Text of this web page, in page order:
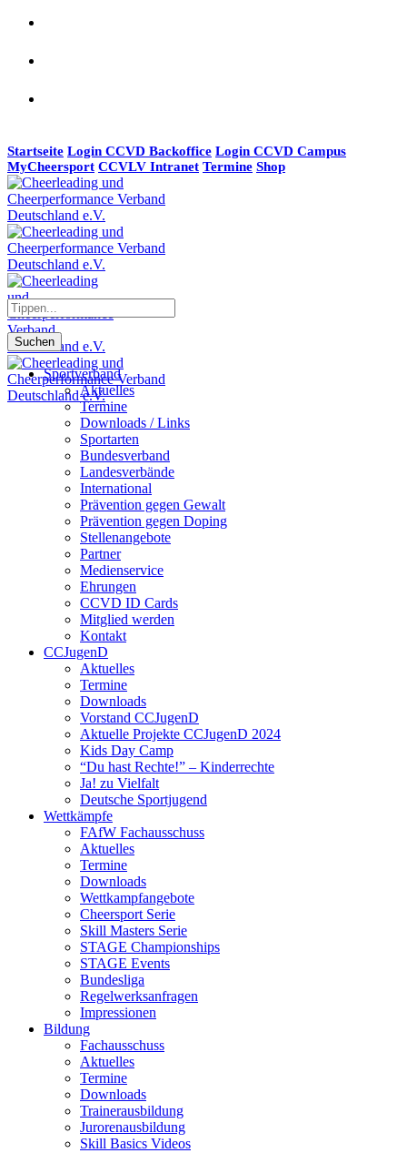
Startseite Login CCVD Backoffice Login CCVD Campus
MyCheersport CCVLV Intranet Termine Shop
Suchen
Sportverband
Aktuelles
Termine
Downloads / Links
Sportarten
Bundesverband
Landesverbände
International
Prävention gegen Gewalt
Prävention gegen Doping
Stellenangebote
Partner
Medienservice
Ehrungen
CCVD ID Cards
Mitglied werden
Kontakt
CCJugenD
Aktuelles
Termine
Downloads
Vorstand CCJugenD
Aktuelle Projekte CCJugenD 2024
Kids Day Camp
“Du hast Rechte!” – Kinderrechte
Ja! zu Vielfalt
Deutsche Sportjugend
Wettkämpfe
FAfW Fachausschuss
Aktuelles
Termine
Downloads
Wettkampfangebote
Cheersport Serie
Skill Masters Serie
STAGE Championships
STAGE Events
Bundesliga
Regelwerksanfragen
Impressionen
Bildung
Fachausschuss
Aktuelles
Termine
Downloads
Trainerausbildung
Jurorenausbildung
Skill Basics Videos